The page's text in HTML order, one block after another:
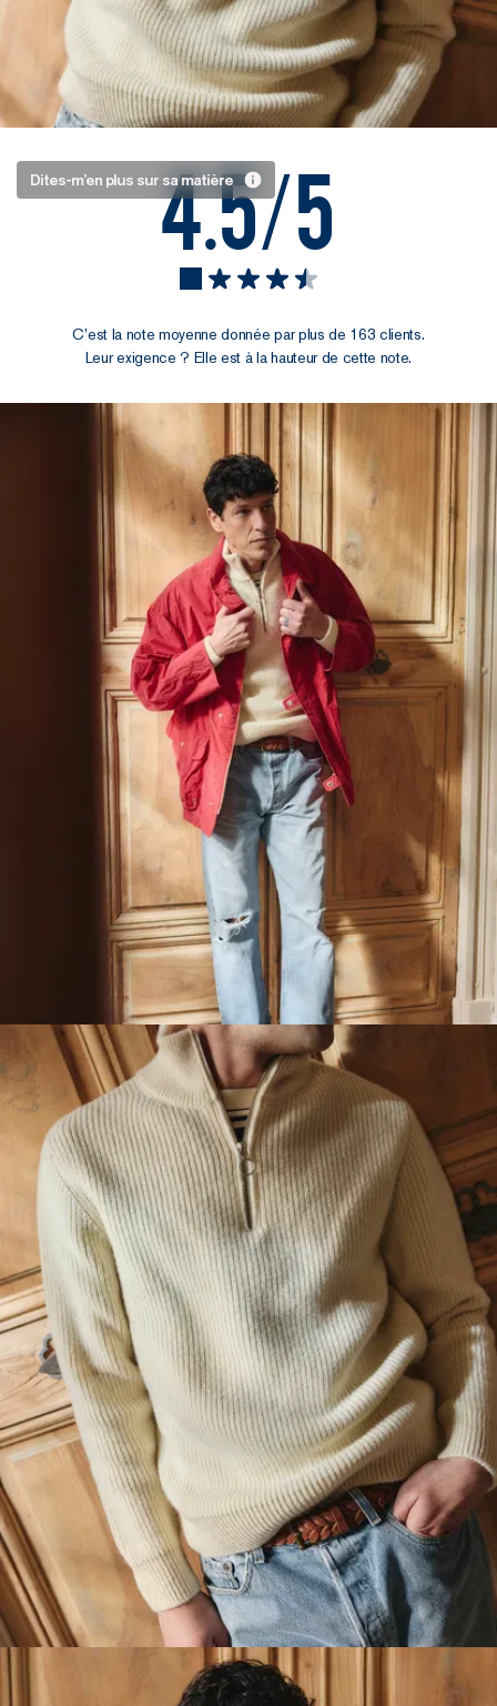
Dites-m’en plus sur sa matière
100% laine
traduction
Concrètement,
cette matière, et la
tricotée, ne laisse
rien au hasard :
Son tricot en
100% laine
vierge cardée
objectivement la
meilleure pour ce
type de pièce car
elle ne se
déforme pas du
fait de sa très
forte résistance
naturelle.
Un des autres
avantages de la
laine rustique,
c’est qu’elle
boulochera
beaucoup
que
d’autres types de
Il esttricoté
dans une maille
dite “perlée”, le
tricotage est
serré au maximum
pour qu’il se
tienne sans se
déformer, mais
aussi et surtout,
pour vous garder
bien au chaud.
Vous l’aurez
compris, ce Pull ne
blague pas. Nous
non plus d’ailleurs,
puisque votre pull
un poids
total avoisinant
les 650 grammes.
Oui, c’est un beau
bébé.
4.5/5
C’est la note moyenne donnée par plus de 163 clients.
Leur exigence ? Elle est à la hauteur de cette note.